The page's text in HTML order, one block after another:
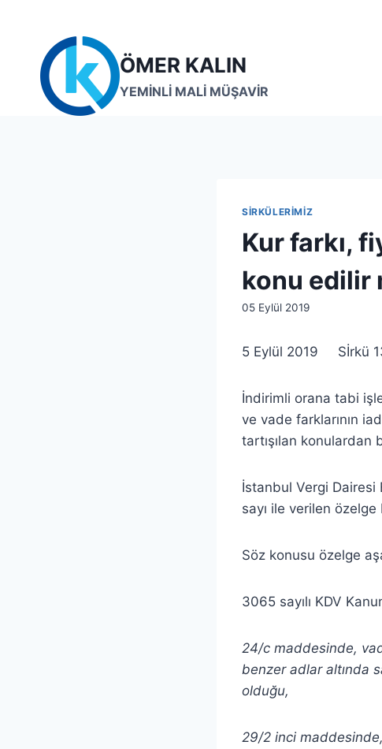
content
ÖMER KALIN
YEMİNLİ MALİ MÜŞAVİR
SIRKÜLERIMIZ
Kur farkı,
konu edilir
By
05 Eylül 2019
5 Eylül 2019 Sİrkü
İndirimli orana tabi
ve vade farklarının
tartışılan konulardan
İstanbul Vergi Dairesi
sayı ile verilen
Söz konusu özelge
3065 sayılı KDV
24/c maddesinde,
benzer adlar altında
olduğu,
29/2 inci